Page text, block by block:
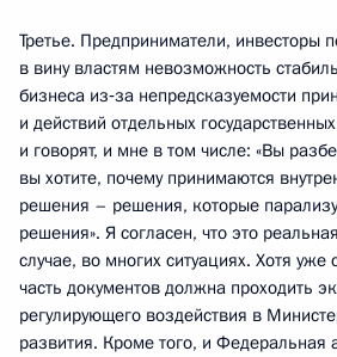
Третье. Предприниматели, инвесторы
в вину властям невозможность
бизнеса из‑за непредсказуемости
и действий отдельных
и говорят, и мне в том числе: «Вы
вы хотите, почему принимаются
решения – решения, которые
решения». Я согласен, что это
случае, во многих ситуациях. Хотя уже
часть документов должна проходить
регулирующего воздействия в
развития. Кроме того, и Федеральная